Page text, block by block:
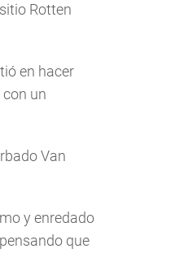
Rotten
en hacer
un
Van
y enredado
que